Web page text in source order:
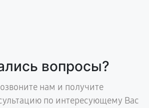
вопросы?
нам и получите
по интересующему Вас